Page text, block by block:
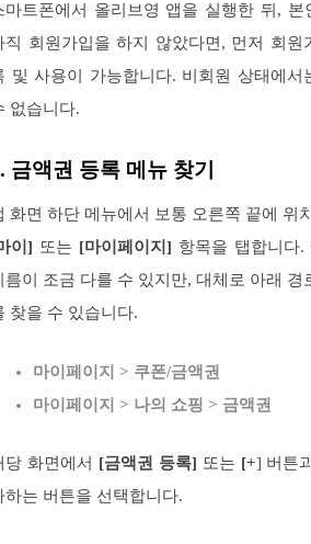
마트폰에서 올리브영 앱을 실행한 뒤, 본
직 회원가입을 하지 않았다면, 먼저 회원
및 사용이 가능합니다. 비회원 상태에서
없습니다.
금액권 등록 메뉴 찾기
화면 하단 메뉴에서 보통 오른쪽 끝에 위
이] 또는 [마이페이지] 항목을 탭합니다
름이 조금 다를 수 있지만, 대체로 아래 경
찾을 수 있습니다.
마이페이지 > 쿠폰/금액권
마이페이지 > 나의 쇼핑 > 금액권
당 화면에서 [금액권 등록] 또는 [+] 버튼
하는 버튼을 선택합니다.